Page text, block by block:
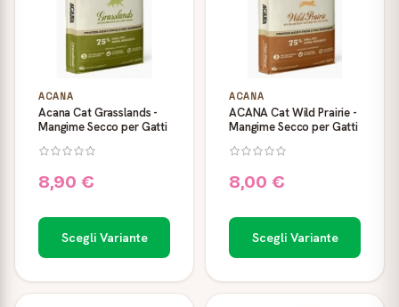
ACANA
Acana Cat Grasslands -
Mangime Secco per Gatti
8,90 €
Scegli Variante
ACANA
ACANA Cat Wild Prairie -
Mangime Secco per Gatti
8,00 €
Scegli Variante